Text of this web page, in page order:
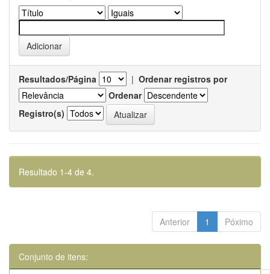
Resultados/Página | Ordenar registros por
Ordenar
Registro(s)
Resultado 1-4 de 4.
Anterior 1 Póximo
Conjunto de itens: